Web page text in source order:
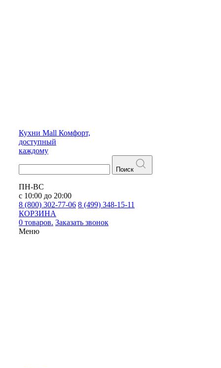
Кухни Mall Комфорт,
доступный
каждому
Поиск
ПН-ВС
с 10:00 до 20:00
8 (800) 302-77-06 8 (499) 348-15-11
КОРЗИНА
0 товаров. Заказать звонок
Меню